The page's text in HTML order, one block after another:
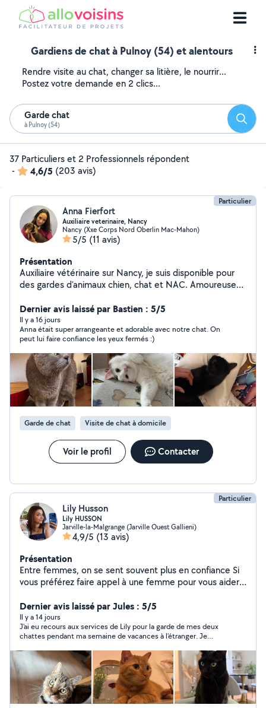
Gardiens de chat à Pulnoy (54) et alentours
Rendre visite au chat, changer sa litière, le nourrir...
Postez votre demande en 2 clics...
Garde chat
à Pulnoy (54)
37 Particuliers et 2 Professionnels répondent
-
4,6/5 (203 avis)
Particulier
Anna Fierfort
Auxiliaire veterinaire, Nancy
Nancy (Xxe Corps Nord Oberlin Mac-Mahon)
5/5 (11 avis)
Présentation
Auxiliaire vétérinaire sur Nancy, je suis disponible pour
des gardes d'animaux chien, chat et NAC. Amoureuse
compagnons selon leur besoins, les garder lorsque vous
devez vous absenter, faire des balades, les toiletter si
besoin etc.
Dernier avis laissé par Bastien : 5/5
Il y a 16 jours
Anna était super arrangeante et adorable avec notre chat. On
peut lui faire confiance les yeux fermés :)
Garde de chat Visite de chat à domicile
Voir le profil Contacter
Particulier
Lily Husson
Lily HUSSON
Jarville-la-Malgrange (Jarville Ouest Gallieni)
4,9/5 (13 avis)
Présentation
Entre femmes, on se sent souvent plus en confiance Si
vous préférez faire appel à une femme pour vous aider
Lily, j'ai 23 ans et je suis diplômée d'un master manager
commerciale. Le matin je suis commerciale et l'après
midi disponible pour vous aider. Sérieuse, impliquée et
toujours motivée, j'aime rendre service et aider les
autres. Je propose : Ménage / entretien Garde
d'enfants (je possède le BAFA) Garde d'animaux Petits
services du quotidien (courses, colis, aide ponctuelle)
Au plaisir de vous aider !
Dernier avis laissé par Jules : 5/5
Il y a 14 jours
J'ai eu recours aux services de Lily pour la garde de mes deux
chattes pendant ma semaine de vacances à l'étranger. Je
communication quotidienne et a été au petit soin pour mes
chattes. Je n'hésiterais pas à faire de nouveau appel à ses
services si besoin Encore merci !